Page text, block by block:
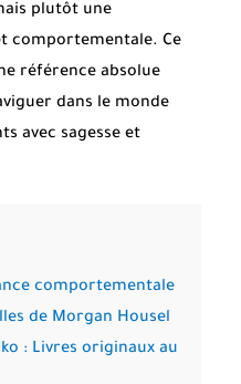
plutôt une
comportementale. Ce
référence absolue
dans le monde
avec sagesse et
comportementale
de Morgan Housel
: Livres originaux au